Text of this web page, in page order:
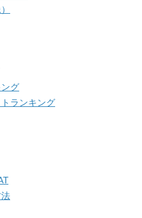
グ
ランキング